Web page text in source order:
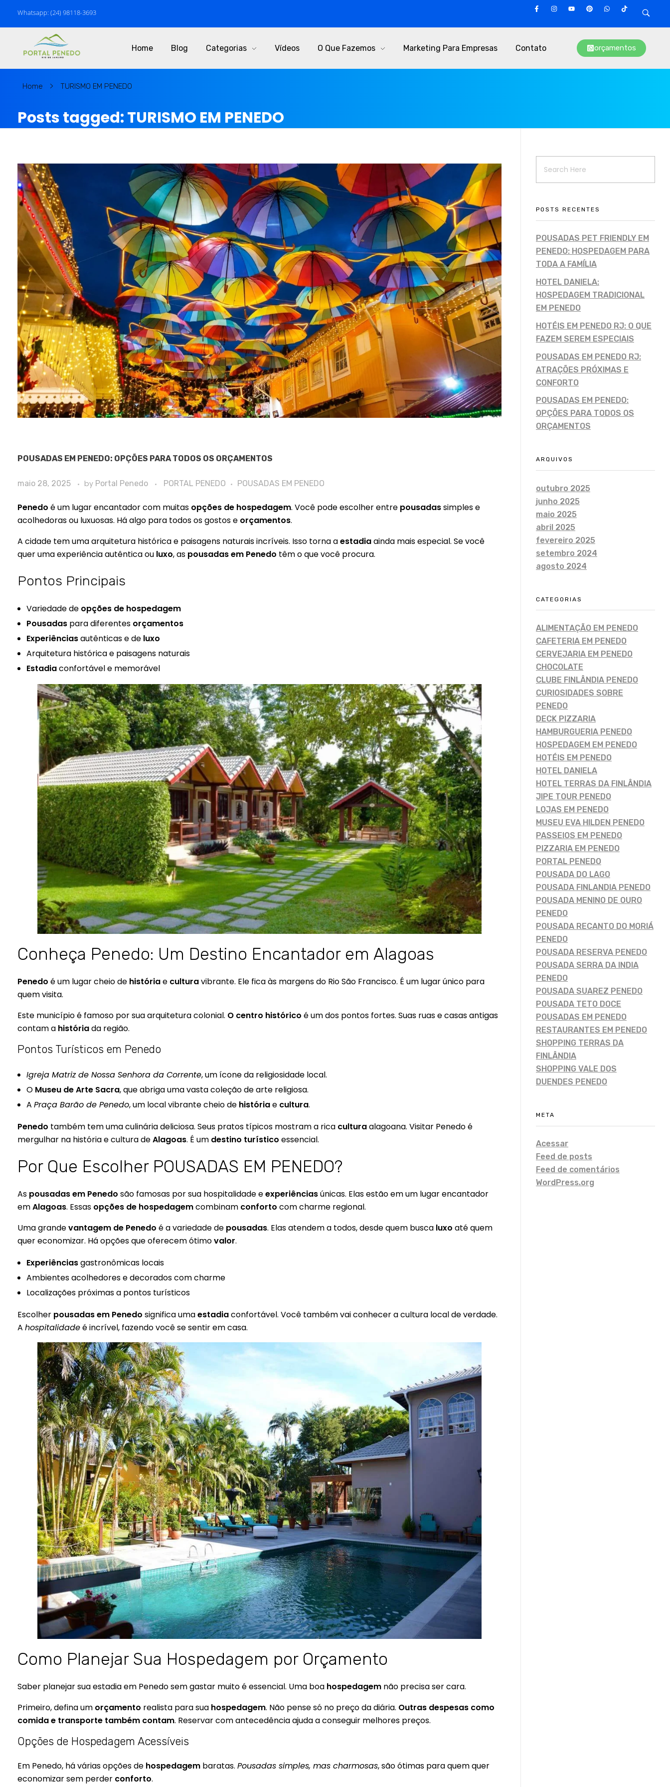
Whatsapp: (24) 98118-3693
P
ortal Penedo - Rio de Janeiro
Home Blog Categorias Vídeos O Que Fazemos Marketing Para Empresas Contato orçamentos
Home TURISMO EM PENEDO
Posts tagged: TURISMO EM PENEDO
POUSADAS EM PENEDO: OPÇÕES PARA TODOS OS ORÇAMENTOS
maio 28, 2025 by Portal Penedo PORTAL PENEDO POUSADAS EM PENEDO
Penedo é um lugar encantador com muitas opções de hospedagem. Você pode escolher entre pousadassimples e
acolhedoras ou luxuosas. Há algo para todos os gostos e orçamentos.
A cidade tem uma arquitetura histórica e paisagens naturais incríveis. Isso torna aestadiaainda mais especial. Se você
quer uma experiência autêntica ou luxo, as pousadas em Penedo têm o que você procura.
Pontos Principais
Variedade de opções de hospedagem
Pousadaspara diferentes orçamentos
Experiênciasautênticas e de luxo
Arquitetura histórica e paisagens naturais
Estadiaconfortável e memorável
Conheça Penedo: Um Destino Encantador em Alagoas
Penedo é um lugar cheio de históriae culturavibrante. Ele fica às margens do Rio São Francisco. É um lugar único para
quem visita.
Este município é famoso por sua arquitetura colonial. O centro histórico é um dos pontos fortes. Suas ruas e casas antigas
contam a históriada região.
Pontos Turísticos em Penedo
Igreja Matriz de Nossa Senhora da Corrente, um ícone da religiosidade local.
O Museu de Arte Sacra, que abriga uma vasta coleção de arte religiosa.
A Praça Barão de Penedo, um local vibrante cheio de históriae cultura.
Penedo também tem uma culinária deliciosa. Seus pratos típicos mostram a rica culturaalagoana. Visitar Penedo é
mergulhar na história e cultura deAlagoas. É um destino turístico essencial.
Por Que Escolher POUSADAS EM PENEDO?
As pousadas em Penedo são famosas por sua hospitalidade eexperiênciasúnicas. Elas estão em um lugar encantador
emAlagoas. Essas opções de hospedagemcombinam conforto com charme regional.
Uma grandevantagem de Penedo é a variedade de pousadas. Elas atendem a todos, desde quem busca luxo até quem
quer economizar. Há opções que oferecem ótimovalor.
Experiênciasgastronômicas locais
Ambientes acolhedores e decorados com charme
Localizações próximas a pontos turísticos
Escolher pousadas em Penedo significa umaestadiaconfortável. Você também vai conhecer a cultura local de verdade.
A hospitalidadeé incrível, fazendo você se sentir em casa.
Como Planejar Sua Hospedagem por Orçamento
Saber planejar sua estadia em Penedo sem gastar muito é essencial. Uma boa hospedagem não precisa ser cara.
Primeiro, defina um orçamento realista para sua hospedagem. Não pense só no preço da diária. Outras despesas como
comida e transporte também contam. Reservar com antecedência ajuda a conseguir melhores preços.
Opções de Hospedagem Acessíveis
Em Penedo, há várias opções de hospedagem baratas. Pousadas simples, mas charmosas, são ótimas para quem quer
economizar sem perder conforto.
POSTS RECENTES
POUSADAS PET FRIENDLY EM
PENEDO: HOSPEDAGEM PARA
TODA A FAMÍLIA
HOTEL DANIELA:
HOSPEDAGEM TRADICIONAL
EM PENEDO
HOTÉIS EM PENEDO RJ: O QUE
FAZEM SEREM ESPECIAIS
POUSADAS EM PENEDO RJ:
ATRAÇÕES PRÓXIMAS E
CONFORTO
POUSADAS EM PENEDO:
OPÇÕES PARA TODOS OS
ORÇAMENTOS
ARQUIVOS
outubro 2025
junho 2025
maio 2025
abril 2025
fevereiro 2025
setembro 2024
agosto 2024
CATEGORIAS
ALIMENTAÇÃO EM PENEDO
CAFETERIA EM PENEDO
CERVEJARIA EM PENEDO
CHOCOLATE
CLUBE FINLÂNDIA PENEDO
CURIOSIDADES SOBRE
PENEDO
DECK PIZZARIA
HAMBURGUERIA PENEDO
HOSPEDAGEM EM PENEDO
HOTÉIS EM PENEDO
HOTEL DANIELA
HOTEL TERRAS DA FINLÂNDIA
JIPE TOUR PENEDO
LOJAS EM PENEDO
MUSEU EVA HILDEN PENEDO
PASSEIOS EM PENEDO
PIZZARIA EM PENEDO
PORTAL PENEDO
POUSADA DO LAGO
POUSADA FINLANDIA PENEDO
POUSADA MENINO DE OURO
PENEDO
POUSADA RECANTO DO MORIÁ
PENEDO
POUSADA RESERVA PENEDO
POUSADA SERRA DA INDIA
PENEDO
POUSADA SUAREZ PENEDO
POUSADA TETO DOCE
POUSADAS EM PENEDO
RESTAURANTES EM PENEDO
SHOPPING TERRAS DA
FINLÂNDIA
SHOPPING VALE DOS
DUENDES PENEDO
META
Acessar
Feed de posts
Feed de comentários
WordPress.org